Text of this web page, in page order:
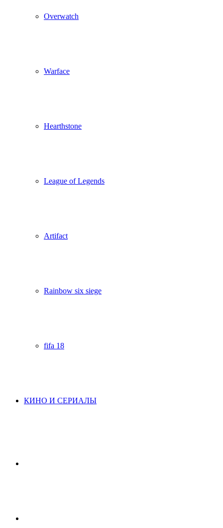
Overwatch
Warface
Hearthstone
League of Legends
Artifact
Rainbow six siege
fifa 18
КИНО И СЕРИАЛЫ